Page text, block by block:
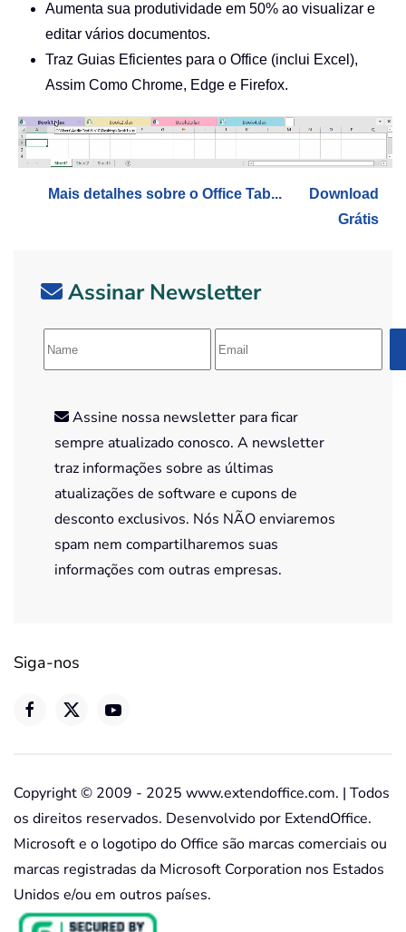
Aumenta sua produtividade em 50% ao visualizar e
editar vários documentos.
Traz Guias Eficientes para o Office (inclui Excel),
Assim Como Chrome, Edge e Firefox.
Mais detalhes sobre o Office Tab...
Download
Grátis
Assinar Newsletter
Assine nossa newsletter para ficar
sempre atualizado conosco. A newsletter
traz informações sobre as últimas
atualizações de software e cupons de
desconto exclusivos. Nós NÃO enviaremos
spam nem compartilharemos suas
informações com outras empresas.
Siga-nos
Copyright © 2009 - 2025 www.extendoffice.com. | Todos
os direitos reservados. Desenvolvido por ExtendOffice.
Microsoft e o logotipo do Office são marcas comerciais ou
marcas registradas da Microsoft Corporation nos Estados
Unidos e/ou em outros países.